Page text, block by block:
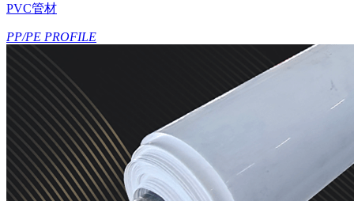
PVC管材
PP/PE PROFILE